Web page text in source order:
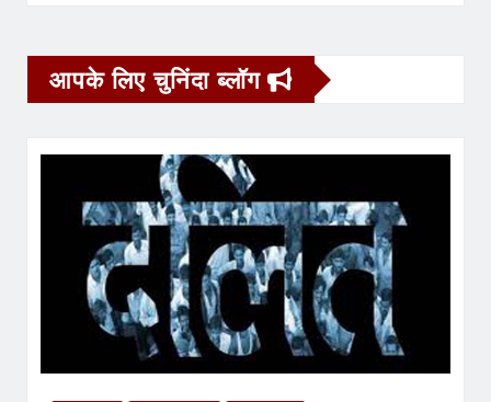
आपके लिए चुनिंदा ब्लॉग